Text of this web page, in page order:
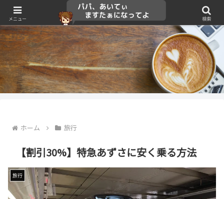
ホーム 旅行
【割引30%】特急あずさに安く乗る方法
旅行
メニュー 検索